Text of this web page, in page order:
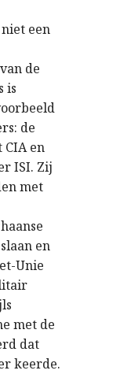
een
de
is
de
en
ISI. Zij
met
en
Unie
met de
dat
keerde.